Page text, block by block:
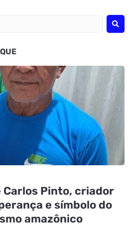
Carlos Pinto, criador
e símbolo do
amazônico